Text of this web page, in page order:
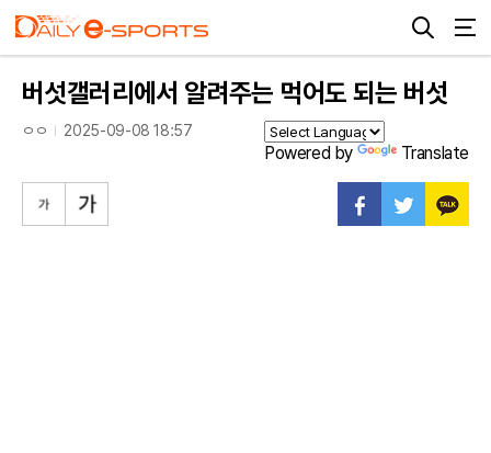
버섯갤러리에서 알려주는 먹어도 되는 버섯
ㅇㅇ 2025-09-08 18:57
Powered by Translate